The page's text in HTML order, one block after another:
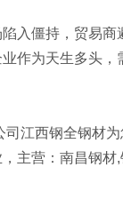
入僵持，贸易
作为天生多头
司江西钢全钢材
主营：南昌钢